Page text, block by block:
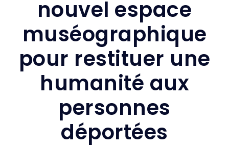
nouvel espace
muséographique
pour restituer une
humanité aux
personnes
déportées